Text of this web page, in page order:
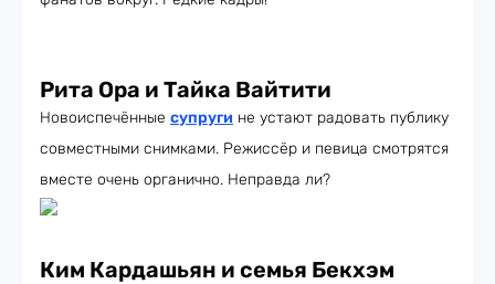
Рита Ора и Тайка Вайтити
Новоиспечённые супруги не устают радовать публику
совместными снимками. Режиссёр и певица смотрятся
вместе очень органично. Неправда ли?
Ким Кардашьян и семья Бекхэм